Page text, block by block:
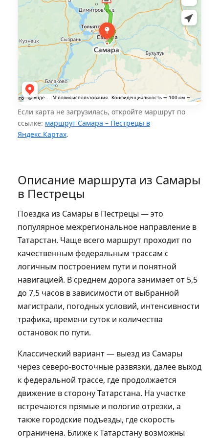
Если карта не загрузилась, откройте маршрут по
ссылке: маршрут Самара – Пестрецы в
Яндекс.Картах.
Описание маршрута из Самары
в Пестрецы
Поездка из Самары в Пестрецы — это
популярное межрегиональное направление в
Татарстан. Чаще всего маршрут проходит по
качественным федеральным трассам с
логичным построением пути и понятной
навигацией. В среднем дорога занимает от 5,5
до 7,5 часов в зависимости от выбранной
магистрали, погодных условий, интенсивности
трафика, времени суток и количества
остановок по пути.
Классический вариант — выезд из Самары
через северо-восточные развязки, далее выход
к федеральной трассе, где продолжается
движение в сторону Татарстана. На участке
встречаются прямые и пологие отрезки, а
также городские подъезды, где скорость
ограничена. Ближе к Татарстану возможны